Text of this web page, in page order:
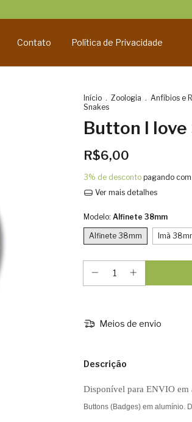
Contato Política de Privacidade
Início . Zoologia . Anfíbios e
Snakes
Button I love
R$6,00
3% de desconto pagando
Ver mais detalhes
Modelo: Alfinete 38mm
Alfinete 38mm Imã
Meios de envio
Descrição
Disponível para ENVIO em
Buttons (Badges) em alumínio.